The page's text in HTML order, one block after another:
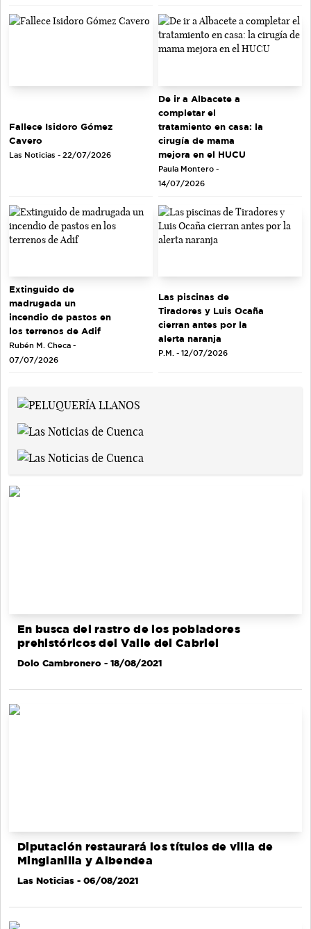
Fallece Isidoro Gómez
Cavero
Las Noticias - 22/07/2026
De ir a Albacete a
completar el
tratamiento en casa: la
cirugía de mama
mejora en el HUCU
Paula Montero -
14/07/2026
Extinguido de
madrugada un
incendio de pastos en
los terrenos de Adif
Rubén M. Checa -
07/07/2026
Las piscinas de
Tiradores y Luis Ocaña
cierran antes por la
alerta naranja
P.M. - 12/07/2026
En busca del rastro de los pobladores
prehistóricos del Valle del Cabriel
Dolo Cambronero - 18/08/2021
Diputación restaurará los títulos de villa de
Minglanilla y Albendea
Las Noticias - 06/08/2021